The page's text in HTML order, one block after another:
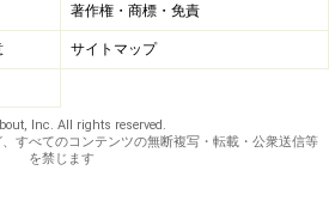
ターを降り右折直進。
分で行けます。菅の台に大駐車
線駒ヶ根駅からバス
著作権・商標・免責
サイトマップ
Inc. All rights reserved.
すべてのコンテンツの無断複写・転載・公衆送信等
を禁じます